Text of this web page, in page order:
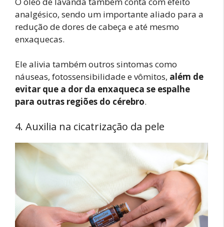
analgésico, sendo um importante aliado para a
redução de dores de cabeça e até mesmo
enxaquecas.
Ele alivia também outros sintomas como
náuseas, fotossensibilidade e vômitos, além de
evitar que a dor da enxaqueca se espalhe
para outras regiões do cérebro.
4. Auxilia na cicatrização da pele